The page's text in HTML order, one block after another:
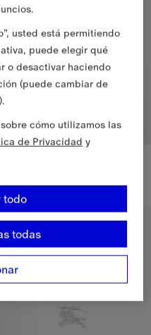
Bufanda en cachemir Check,
usted está permitiendo
puede elegir qué
o desactivar haciendo
(puede cambiar de
cómo utilizamos las
de Privacidad y
todas
todo